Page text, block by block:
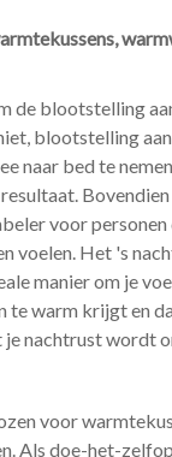
de blootstelling
blootstelling
naar bed te
voor personen
voelen. Het 's
manier om je
te warm krijgt en
nachtrust wordt
voor
Als doe-het-